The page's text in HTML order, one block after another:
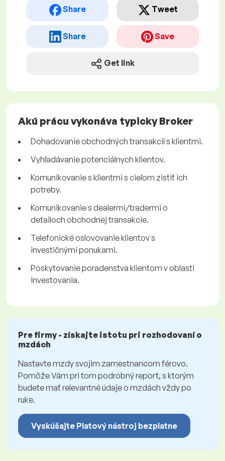
Share Tweet
Share Save
Get link
Akú prácu vykonáva typicky Broker
Dohadovanie obchodných transakcií s klientmi.
Vyhľadávanie potenciálnych klientov.
Komunikovanie s klientmi s cieľom zistiť ich
potreby.
Komunikovanie s dealermi/tradermi o
detailoch obchodnej transakcie.
Telefonické oslovovanie klientov s
investičnými ponukami.
Poskytovanie poradenstva klientom v oblasti
investovania.
Pre firmy - získajte istotu pri rozhodovaní o
mzdách
Nastavte mzdy svojim zamestnancom férovo.
Pomôže Vám pri tom podrobný report, s ktorým
budete mať relevantné údaje o mzdách vždy po
ruke.
Vyskúšajte Platový nástroj bezplatne